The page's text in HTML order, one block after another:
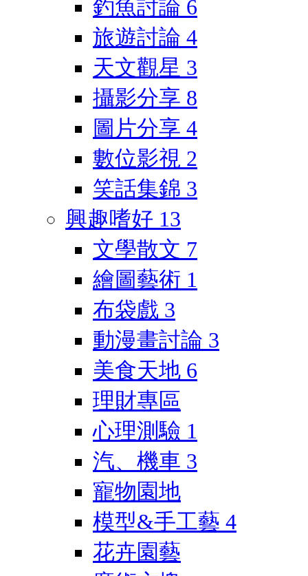
釣魚討論 6
旅遊討論 4
天文觀星 3
攝影分享 8
圖片分享 4
數位影視 2
笑話集錦 3
興趣嗜好 13
文學散文 7
繪圖藝術 1
布袋戲 3
動漫畫討論 3
美食天地 6
理財專區
心理測驗 1
汽、機車 3
寵物園地
模型&手工藝 4
花卉園藝